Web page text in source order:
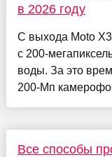
в 2026 году
С выхода Moto
с 200-
воды. За это
200-Мп
Все способы